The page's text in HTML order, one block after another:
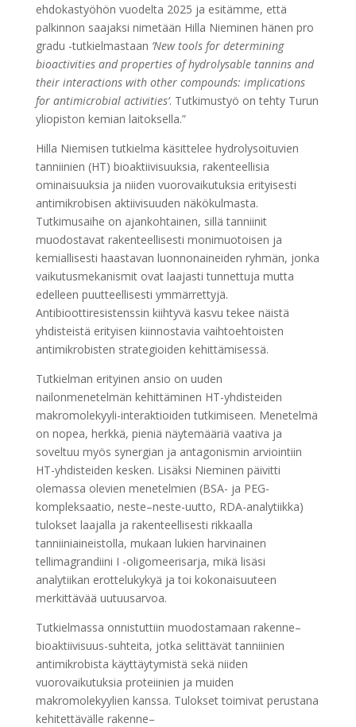
ehdokastyöhön vuodelta 2025 ja esitämme, että
palkinnon saajaksi nimetään Hilla Nieminen hänen pro
gradu -tutkielmastaan ’New tools for determining
bioactivities and properties of hydrolysable tannins and
their interactions with other compounds: implications
for antimicrobial activities’. Tutkimustyö on tehty Turun
yliopiston kemian laitoksella.”
Hilla Niemisen tutkielma käsittelee hydrolysoituvien
tanniinien (HT) bioaktiivisuuksia, rakenteellisia
ominaisuuksia ja niiden vuorovaikutuksia erityisesti
antimikrobisen aktiivisuuden näkökulmasta.
Tutkimusaihe on ajankohtainen, sillä tanniinit
muodostavat rakenteellisesti monimuotoisen ja
kemiallisesti haastavan luonnonaineiden ryhmän, jonka
vaikutusmekanismit ovat laajasti tunnettuja mutta
edelleen puutteellisesti ymmärrettyjä.
Antibioottiresistenssin kiihtyvä kasvu tekee näistä
yhdisteistä erityisen kiinnostavia vaihtoehtoisten
antimikrobisten strategioiden kehittämisessä.
Tutkielman erityinen ansio on uuden
nailonmenetelmän kehittäminen HT-yhdisteiden
makromolekyyli-interaktioiden tutkimiseen. Menetelmä
on nopea, herkkä, pieniä näytemääriä vaativa ja
soveltuu myös synergian ja antagonismin arviointiin
HT-yhdisteiden kesken. Lisäksi Nieminen päivitti
olemassa olevien menetelmien (BSA- ja PEG-
kompleksaatio, neste–neste-uutto, RDA-analytiikka)
tulokset laajalla ja rakenteellisesti rikkaalla
tanniiniaineistolla, mukaan lukien harvinainen
tellimagrandiini I -oligomeerisarja, mikä lisäsi
analytiikan erottelukykyä ja toi kokonaisuuteen
merkittävää uutuusarvoa.
Tutkielmassa onnistuttiin muodostamaan rakenne–
bioaktiivisuus-suhteita, jotka selittävät tanniinien
antimikrobista käyttäytymistä sekä niiden
vuorovaikutuksia proteiinien ja muiden
makromolekyylien kanssa. Tulokset toimivat perustana
kehitettävälle rakenne–